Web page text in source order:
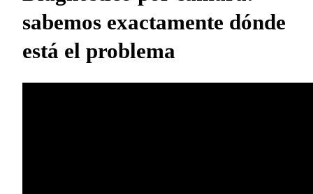
sabemos exactamente dónde
está el problema